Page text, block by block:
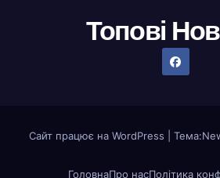
Топові
Сайт працює на WordPress Тема:
ГоловнаПро насПолітика